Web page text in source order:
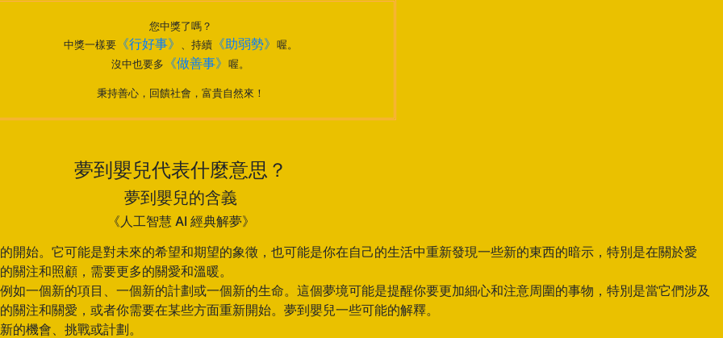
您中獎了嗎？
中獎一樣要《行好事》 、持續《助弱勢》 喔。
沒中也要多
《做善事》喔。
秉持善心，回饋社會，富貴自然來！
夢到嬰兒代表什麼意思？
夢到嬰兒的含義
《人工智慧 AI 經典解夢》
開始。它可能是對未來的希望和期望的象徵，也可能是你在自己的生活中重新發現一些新的東西的暗示，特別是在關於愛
關注和照顧，需要更多的關愛和溫暖。
如一個新的項目、一個新的計劃或一個新的生命。這個夢境可能是提醒你要更加細心和注意周圍的事物，特別是當它們涉及
注和關愛，或者你需要在某些方面重新開始。夢到嬰兒一些可能的解釋。
的機會、挑戰或計劃。